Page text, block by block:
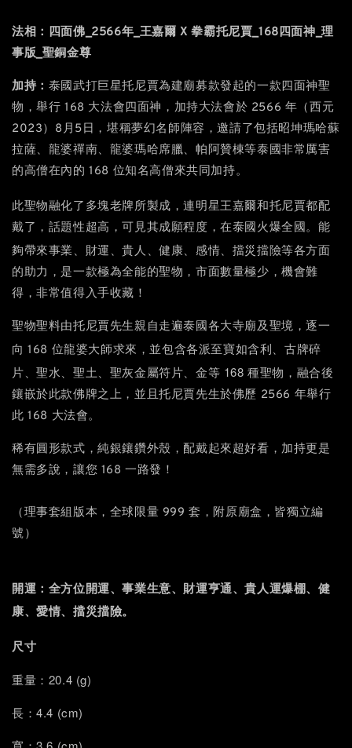
法相：四面佛_2566年_王嘉爾 X 拳霸托尼賈_168四面神_理
事版_聖銅金尊
加持： 泰國武打巨星托尼賈為建廟募款發起的一款四面神聖
物，舉行 168 大法會四面神，加持大法會於 2566 年（西元
2023）8月5日，堪稱夢幻名師陣容，邀請了包括昭坤瑪哈蘇
拉薩、龍婆禪南、龍婆瑪哈席臘、帕阿贊棟等泰國非常厲害
的高僧在內的 168 位知名高僧來共同加持。
此聖物融化了多塊老牌所製成 ，連明星王嘉爾和托尼賈都配
戴了，話題性超高，可見其成願程度，在泰國火爆全國。能
夠帶來事業、財運、貴人
、健康、感情、擋災擋險等各方面
的助力，是一款極為全能的聖物，市面數量極少，機會難
得，非常值得入手收藏！
聖物聖料‬由托尼賈先生親‮走自‬遍泰國各大寺廟及‮境聖‬，逐一
向 168 位龍婆大師求來，並包含各派至寶如含利、古牌碎
片、聖水、聖土、聖灰金屬符片、金等 168 種聖物 ，融‬合後
鑲嵌於‮款此‬佛牌之上‮並，‬且托尼賈先‮於生‬佛歷 2566 年舉行
此 168 大法會。
稀有圓形款式，純銀鑲鑽外殼，配戴起來超好看，加持更是
無需多說，讓您 168 一路發！
（理事套組版本，全球限量 999 套，附原廟盒，皆獨立編
號）
開運： 全方位開運、事業生意、財運亨通、貴人運爆棚、健
康、愛情、擋災擋險。
尺寸
重量：20.4 (g)
長：4.4 (cm)